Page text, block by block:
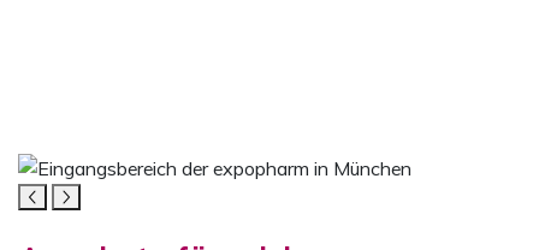
Mediengalerie zur pharma-world
Das Karussell enthält ein Video und sechs Bilder. Mit den